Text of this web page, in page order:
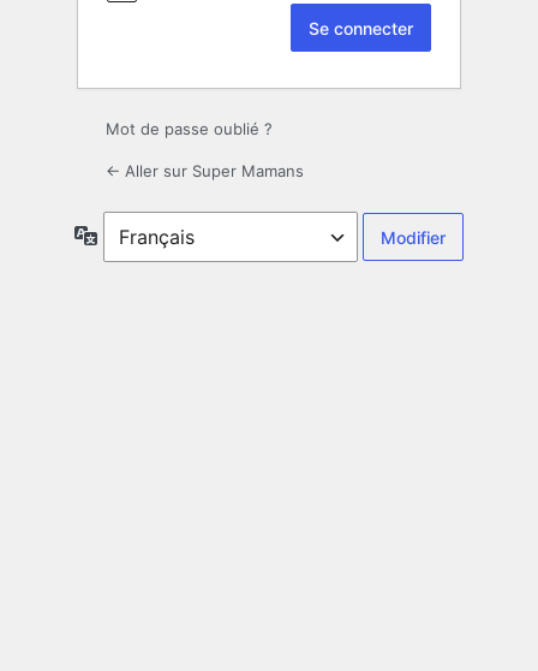
Mot de passe oublié ?
← Aller sur Super Mamans
Langue